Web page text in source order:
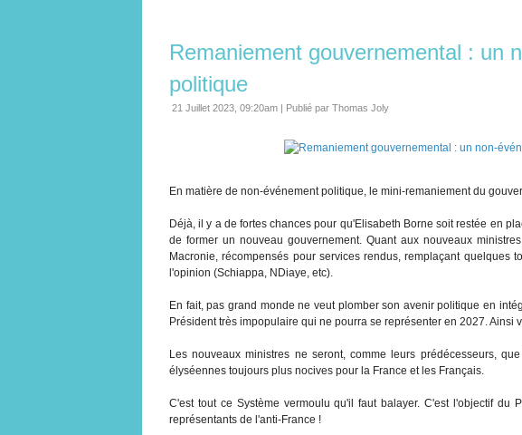
Remaniement gouvernemental : un
politique
21 Juillet 2023, 09:20am | Publié par Thomas Joly
En matière de non-événement politique, le mini-remaniement du
Déjà, il y a de fortes chances pour qu'Elisabeth Borne soit restée en
de former un nouveau gouvernement. Quant aux nouveaux
Macronie, récompensés pour services rendus, remplaçant quelques
l'opinion (Schiappa, NDiaye, etc).
En fait, pas grand monde ne veut plomber son avenir politique en
Président très impopulaire qui ne pourra se représenter en 2027. Ainsi
Les nouveaux ministres ne seront, comme leurs prédécesseurs,
élyséennes toujours plus nocives pour la France et les Français.
C'est tout ce Système vermoulu qu'il faut balayer. C'est l'objectif du
représentants de l'anti-France !